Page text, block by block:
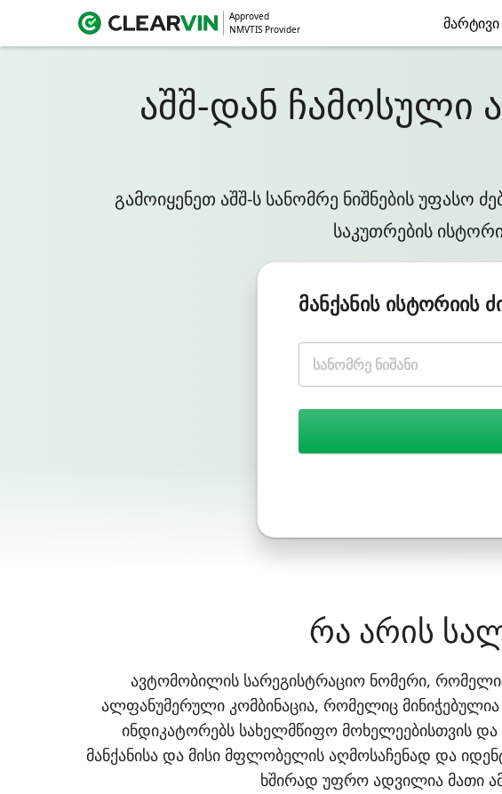
Approved
NMVTIS Provider
აშშ-დან ჩამოსული
გამოიყენეთ აშშ-ს სანომრე ნიშნების უფასო
საკუთრების
მანქანის ისტორიის
რა არის
ავტომობილის სარეგისტრაციო ნომერი,
ალფანუმერული კომბინაცია, რომელიც
ინდიკატორებს სახელმწიფო მოხელეებისთვის
მანქანისა და მისი მფლობელის აღმოსაჩენად და
ხშირად უფრო ადვილია მათი